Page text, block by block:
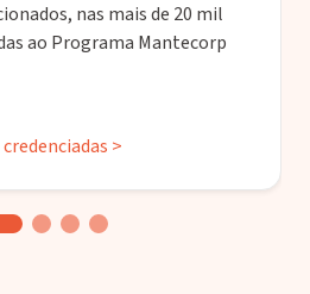
nas mais de 20 mil
ao Programa Mantecorp
>